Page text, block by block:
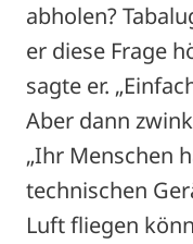
abholen?
er diese Frage
sagte er.
Aber dann
„Ihr Menschen
technischen
Luft fliegen